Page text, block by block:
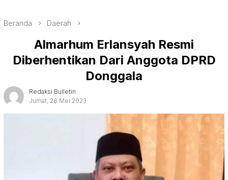
Beranda Daerah
Almarhum Erlansyah Resmi
Diberhentikan Dari Anggota DPRD
Donggala
Redaksi Bulletin
Jumat, 26 Mei 2023